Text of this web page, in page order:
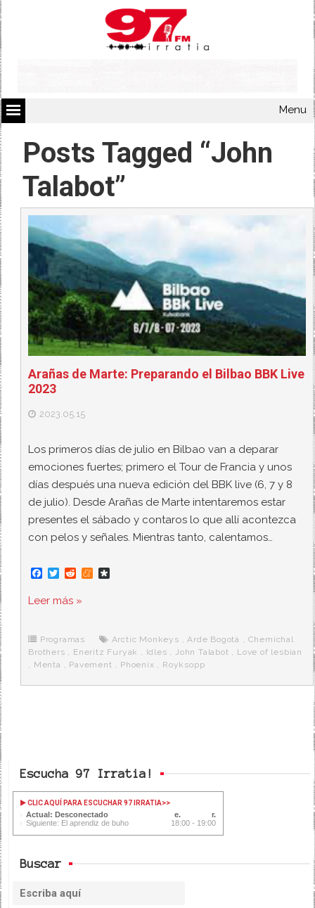
Menu
Posts Tagged “John
Talabot”
Arañas de Marte: Preparando el Bilbao BBK Live
2023
2023.05.15
Los primeros días de julio en Bilbao van a deparar
emociones fuertes; primero el Tour de Francia y unos
días después una nueva edición del BBK live (6, 7 y 8
de julio). Desde Arañas de Marte intentaremos estar
presentes el sábado y contaros lo que allí acontezca
con pelos y señales. Mientras tanto, calentamos…
F
c
e
o
k
T
i
t
r
R
d
M
e
r
a
Leer más »
Programas Arctic Monkeys ,Arde Bogotá , Chemichal
Brothers , Eneritz Furyak , Idles ,John Talabot , Love of lesbian
, Menta , Pavement , Phoenix , Royksopp
Escucha 97 Irratia!
CLIC AQUÍ PARA ESCUCHAR 97 IRRATIA>>
Actual: Desconectado
Siguiente: El aprendiz de buho
18:00 - 19:00
Buscar